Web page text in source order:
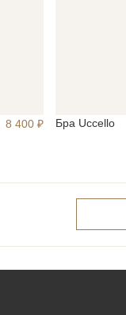
8 400 ₽ Бра Uccello